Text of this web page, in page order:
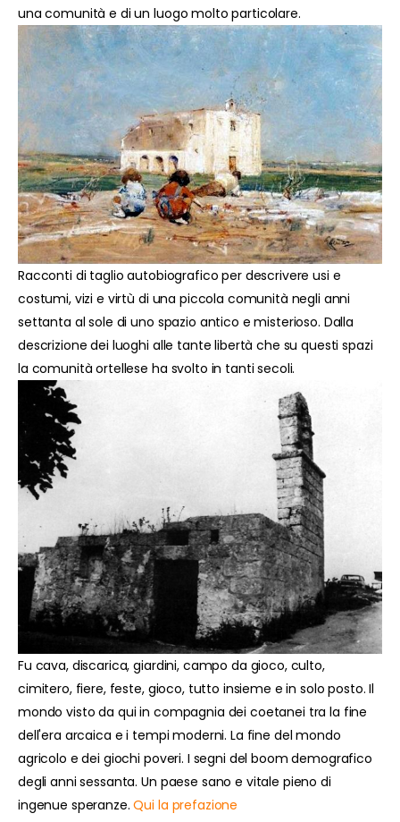
una comunità e di un luogo molto particolare.
Racconti di taglio autobiografico per descrivere usi e
costumi, vizi e virtù di una piccola comunità negli anni
settanta al sole di uno spazio antico e misterioso. Dalla
descrizione dei luoghi alle tante libertà che su questi spazi
la comunità ortellese ha svolto in tanti secoli.
Fu cava, discarica, giardini, campo da gioco, culto,
cimitero, fiere, feste, gioco, tutto insieme e in solo posto. Il
mondo visto da qui in compagnia dei coetanei tra la fine
dell'era arcaica e i tempi moderni. La fine del mondo
agricolo e dei giochi poveri. I segni del boom demografico
degli anni sessanta. Un paese sano e vitale pieno di
ingenue speranze.Qui la prefazione